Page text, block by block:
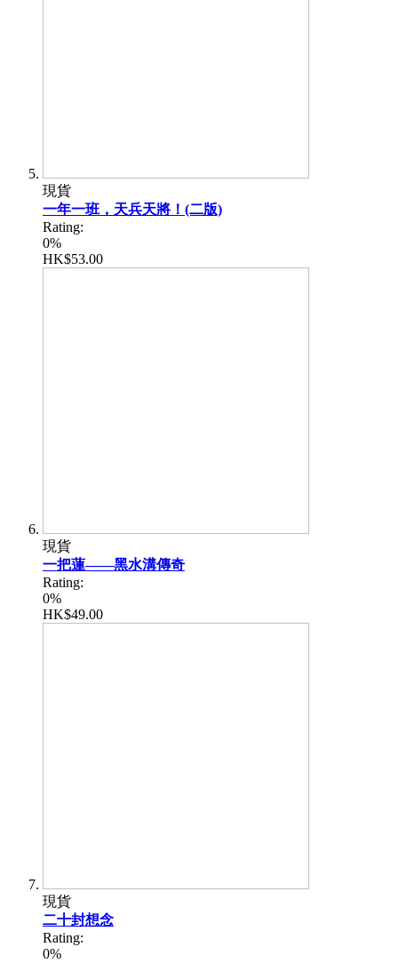
現貨
一年一班，天兵天將！(二版)
Rating:
0%
HK$53.00
現貨
一把蓮——黑水溝傳奇
Rating:
0%
HK$49.00
現貨
二十封想念
Rating:
0%